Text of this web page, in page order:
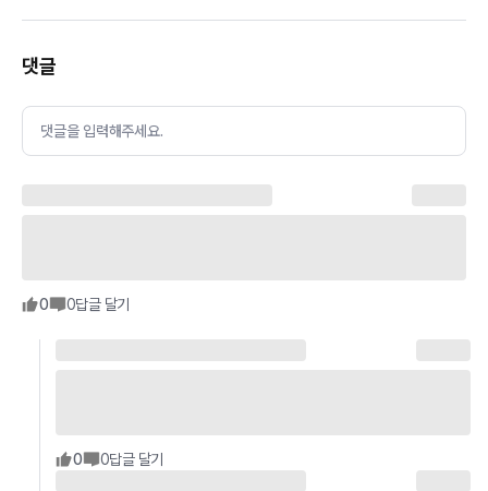
댓글
댓글을 입력해주세요.
0 0답글 달기
0 0답글 달기